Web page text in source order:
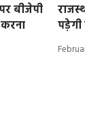
बीजेपी